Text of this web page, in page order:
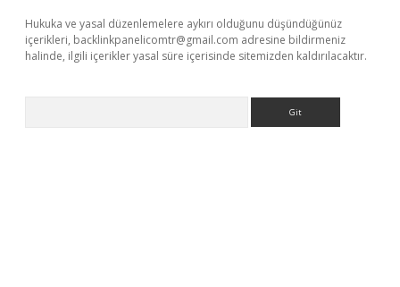
Hukuka ve yasal düzenlemelere aykırı olduğunu düşündüğünüz
içerikleri, backlinkpanelicomtr@gmail.com adresine bildirmeniz
halinde, ilgili içerikler yasal süre içerisinde sitemizden kaldırılacaktır.